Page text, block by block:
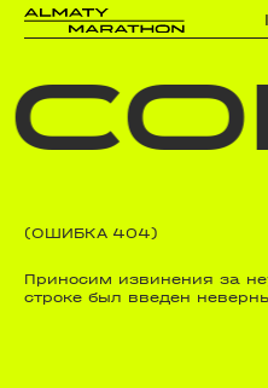
(ОШИБКА 404)
Приносим извинения за
строке был введен